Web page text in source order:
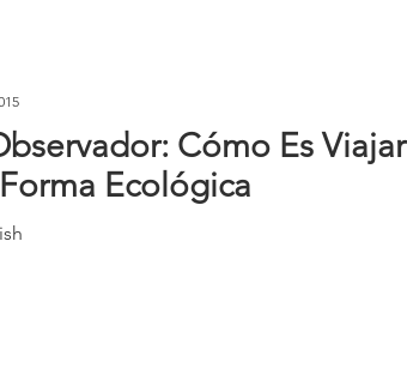
Cómo Es Viajar
Ecológica